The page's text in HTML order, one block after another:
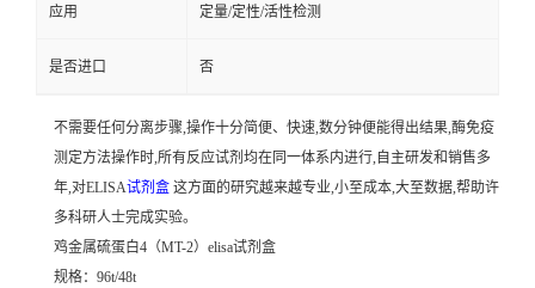
应用 定量/定性/活性检测
是否进口 否
不需要任何分离步骤,操作十分简便、快速,数分钟便能得出结果,酶免疫
测定方法操作时,所有反应试剂均在同一体系内进行,自主研发和销售多
年,对ELISA试剂盒 这方面的研究越来越专业,小至成本,大至数据,帮助许
多科研人士完成实验。
鸡金属硫蛋白4（MT-2）elisa试剂盒
规格：96t/48t